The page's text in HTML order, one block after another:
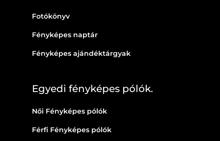
Fotókönyv
Fényképes naptár
Fényképes ajándéktárgyak
Egyedi fényképes pólók.
Női Fényképes pólók
Férfi Fényképes pólók